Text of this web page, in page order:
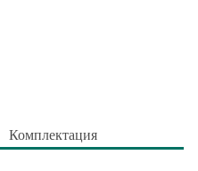
Комплектация